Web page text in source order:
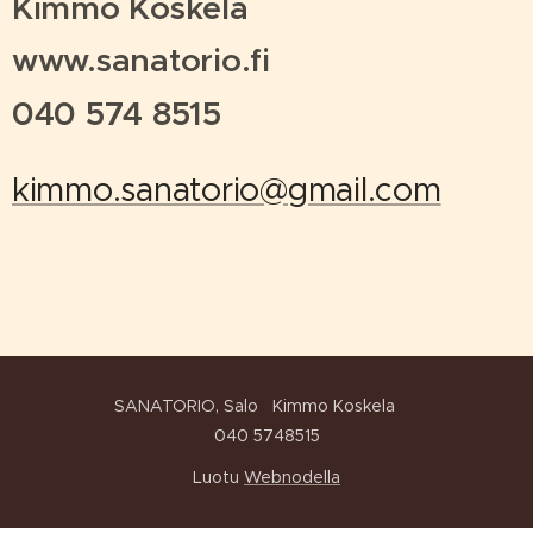
Kimmo Koskela
www.sanatorio.fi
040 574 8515
kimmo.sanatorio@gmail.com
SANATORIO, Salo Kimmo Koskela
040 5748515
Luotu Webnodella